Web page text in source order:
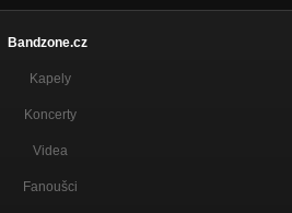
Bandzone.cz
Kapely
Koncerty
Videa
Fanoušci